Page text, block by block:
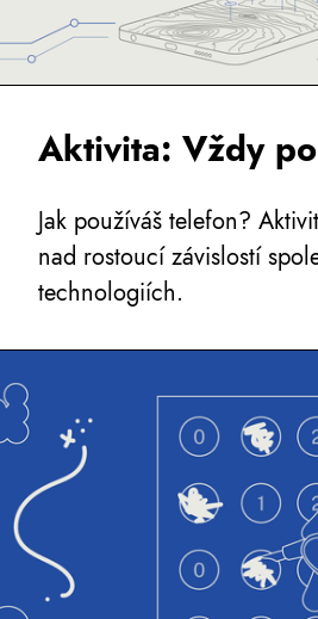
Aktivita: Vždy
Jak používáš telefon?
nad rostoucí závislostí
technologiích.